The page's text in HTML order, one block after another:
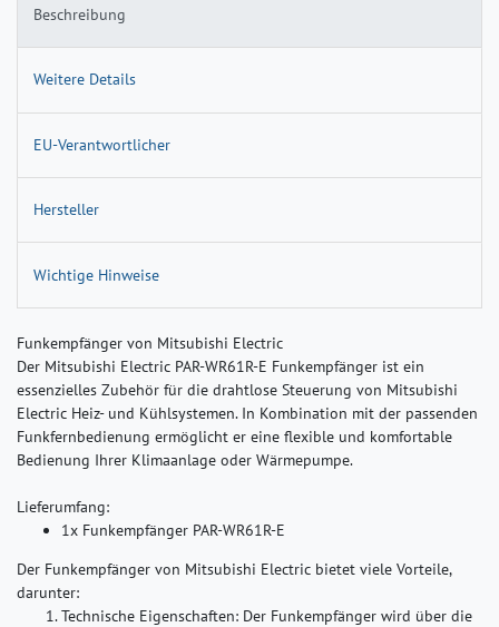
Beschreibung
Weitere Details
EU-Verantwortlicher
Hersteller
Wichtige Hinweise
Funkempfänger von Mitsubishi Electric
Der Mitsubishi Electric PAR-WR61R-E Funkempfänger ist ein
essenzielles Zubehör für die drahtlose Steuerung von Mitsubishi
Electric Heiz- und Kühlsystemen. In Kombination mit der passenden
Funkfernbedienung ermöglicht er eine flexible und komfortable
Bedienung Ihrer Klimaanlage oder Wärmepumpe.
Lieferumfang:
1x Funkempfänger PAR-WR61R-E
Der Funkempfänger von Mitsubishi Electric bietet viele Vorteile,
darunter:
Technische Eigenschaften: Der Funkempfänger wird über die